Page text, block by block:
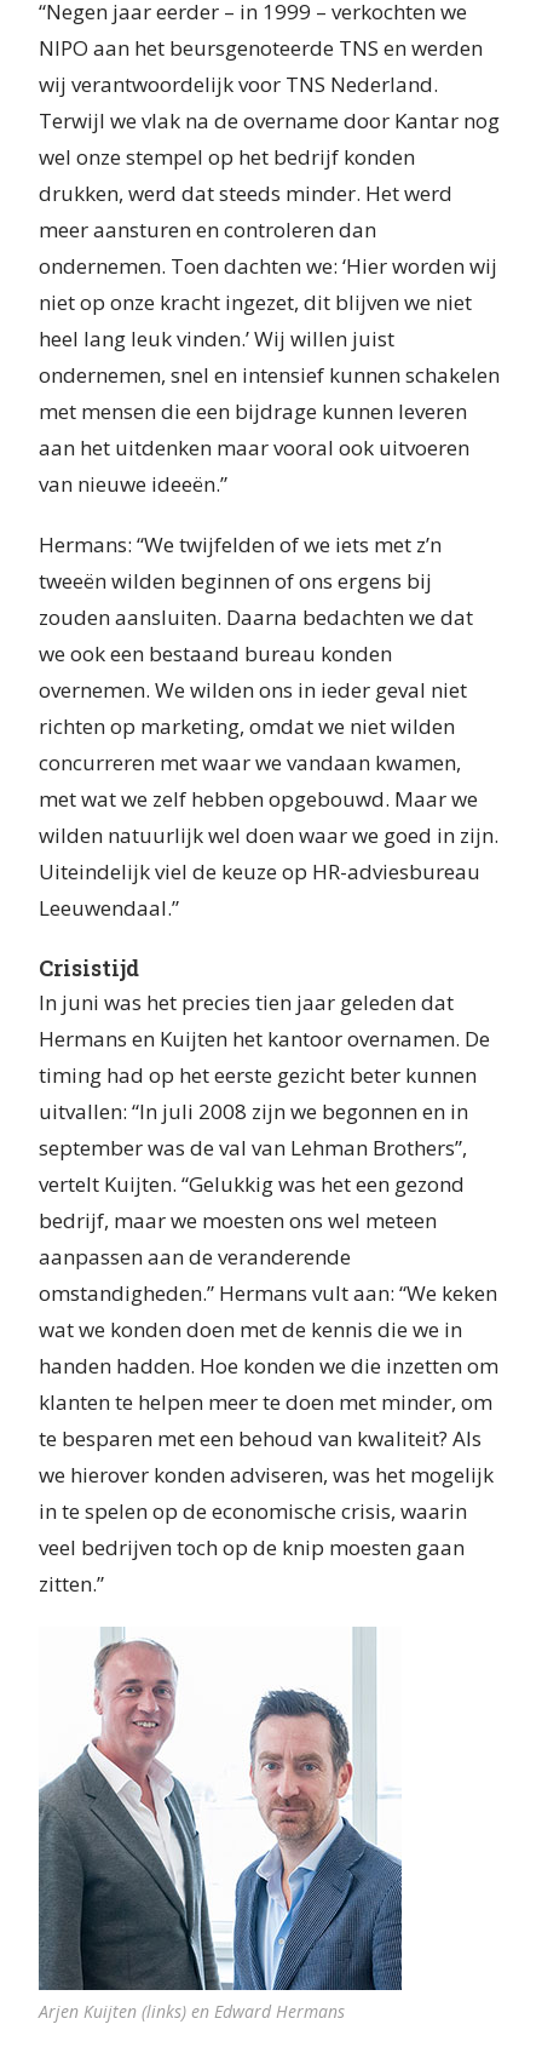
“Negen jaar eerder – in 1999 – verkochten we
NIPO aan het beursgenoteerde TNS en werden
wij verantwoordelijk voor TNS Nederland.
Terwijl we vlak na de overname door Kantar nog
wel onze stempel op het bedrijf konden
drukken, werd dat steeds minder. Het werd
meer aansturen en controleren dan
ondernemen. Toen dachten we: ‘Hier worden wij
niet op onze kracht ingezet, dit blijven we niet
heel lang leuk vinden.’ Wij willen juist
ondernemen, snel en intensief kunnen schakelen
met mensen die een bijdrage kunnen leveren
aan het uitdenken maar vooral ook uitvoeren
van nieuwe ideeën.”
Hermans: “We twijfelden of we iets met z’n
tweeën wilden beginnen of ons ergens bij
zouden aansluiten. Daarna bedachten we dat
we ook een bestaand bureau konden
overnemen. We wilden ons in ieder geval niet
richten op marketing, omdat we niet wilden
concurreren met waar we vandaan kwamen,
met wat we zelf hebben opgebouwd. Maar we
wilden natuurlijk wel doen waar we goed in zijn.
Uiteindelijk viel de keuze op HR-adviesbureau
Leeuwendaal.”
Crisistijd
In juni was het precies tien jaar geleden dat
Hermans en Kuijten het kantoor overnamen. De
timing had op het eerste gezicht beter kunnen
uitvallen: “In juli 2008 zijn we begonnen en in
september was de val van Lehman Brothers”,
vertelt Kuijten. “Gelukkig was het een gezond
bedrijf, maar we moesten ons wel meteen
aanpassen aan de veranderende
omstandigheden.” Hermans vult aan: “We keken
wat we konden doen met de kennis die we in
handen hadden. Hoe konden we die inzetten om
klanten te helpen meer te doen met minder, om
te besparen met een behoud van kwaliteit? Als
we hierover konden adviseren, was het mogelijk
in te spelen op de economische crisis, waarin
veel bedrijven toch op de knip moesten gaan
zitten.”
Arjen Kuijten (links) en Edward Hermans